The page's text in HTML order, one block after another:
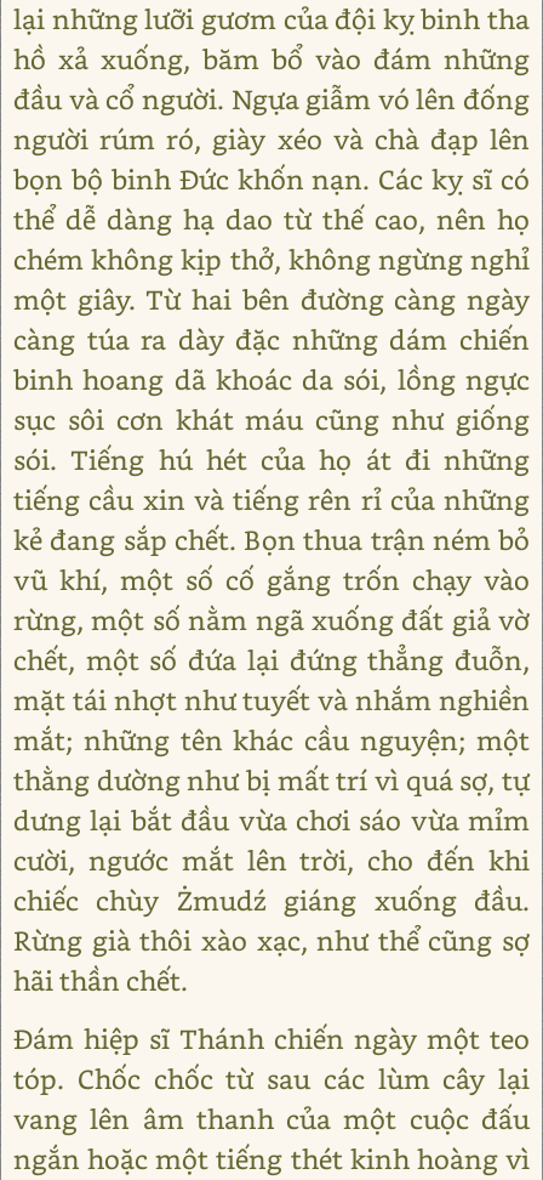
lại những lưỡi gươm của đội kỵ binh tha
hồ xả xuống, băm bổ vào đám những
đầu và cổ người. Ngựa giẫm vó lên đống
người rúm ró, giày xéo và chà đạp lên
bọn bộ binh Đức khốn nạn. Các kỵ sĩ có
thể dễ dàng hạ dao từ thế cao, nên họ
chém không kịp thở, không ngừng nghỉ
một giây. Từ hai bên đường càng ngày
càng túa ra dày đặc những dám chiến
binh hoang dã khoác da sói, lồng ngực
sục sôi cơn khát máu cũng như giống
sói. Tiếng hú hét của họ át đi những
tiếng cầu xin và tiếng rên rỉ của những
kẻ đang sắp chết. Bọn thua trận ném bỏ
vũ khí, một số cố gắng trốn chạy vào
rừng, một số nằm ngã xuống đất giả vờ
chết, một số đứa lại đứng thẳng đuỗn,
mặt tái nhợt như tuyết và nhắm nghiền
mắt; những tên khác cầu nguyện; một
thằng dường như bị mất trí vì quá sợ, tự
dưng lại bắt đầu vừa chơi sáo vừa mỉm
cười, ngước mắt lên trời, cho đến khi
chiếc chùy Żmudź giáng xuống đầu.
Rừng già thôi xào xạc, như thể cũng sợ
hãi thần chết.
Đám hiệp sĩ Thánh chiến ngày một teo
tóp. Chốc chốc từ sau các lùm cây lại
vang lên âm thanh của một cuộc đấu
ngắn hoặc một tiếng thét kinh hoàng vì